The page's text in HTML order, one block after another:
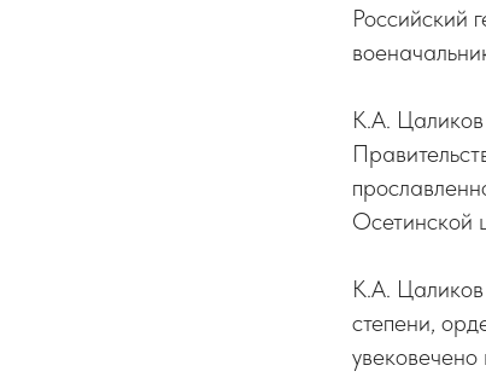
Российский
К.А. Цаликов
Осетинской
К.А.
степени,